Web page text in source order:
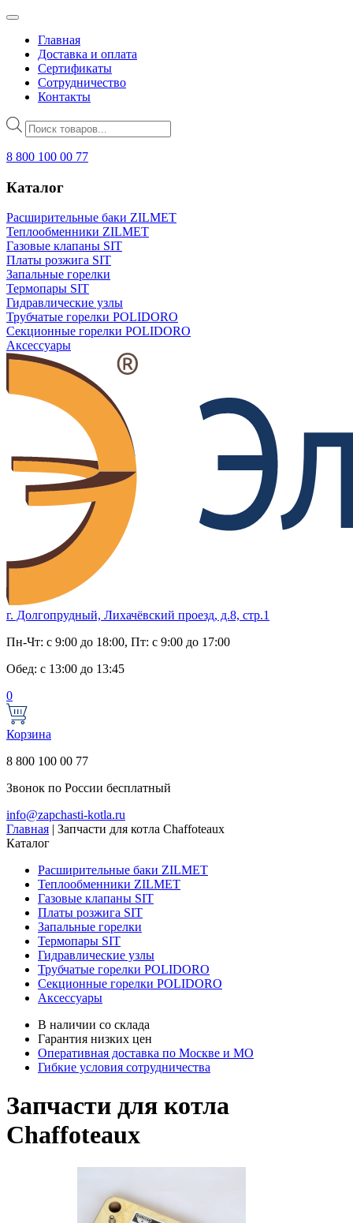
Главная
Доставка и оплата
Сертификаты
Сотрудничество
Контакты
Поиск
товаров
8 800 100 00 77
Каталог
Расширительные баки ZILMET
Теплообменники ZILMET
Газовые клапаны SIT
Платы розжига SIT
Запальные горелки
Термопары SIT
Гидравлические узлы
Трубчатые горелки POLIDORO
Секционные горелки POLIDORO
Аксессуары
г. Долгопрудный, Лихачёвский проезд, д.8, стр.1
Пн-Чт: с 9:00 до 18:00, Пт: с 9:00 до 17:00
Обед: с 13:00 до 13:45
0
Корзина
8 800 100 00 77
Звонок по России бесплатный
info@zapchasti-kotla.ru
Главная | Запчасти для котла Chaffoteaux
Каталог
Расширительные баки ZILMET
Теплообменники ZILMET
Газовые клапаны SIT
Платы розжига SIT
Запальные горелки
Термопары SIT
Гидравлические узлы
Трубчатые горелки POLIDORO
Секционные горелки POLIDORO
Аксессуары
В наличии со склада
Гарантия низких цен
Оперативная доставка по Москве и МО
Гибкие условия сотрудничества
Запчасти для котла
Chaffoteaux